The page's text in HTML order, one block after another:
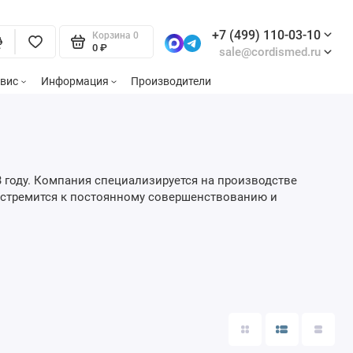
Корзина 0
0 ₽
+7 (499) 110-03-10
sale@cordismed.ru
Информация Производители
Компания специализируется на производстве
к постоянному совершенствованию и